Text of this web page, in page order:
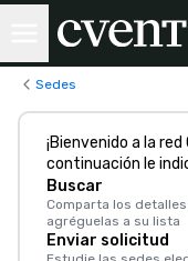
Sedes
¡Bienvenido a la
continuación le
Buscar
Comparta los
agréguelas a su lista
Enviar solicitud